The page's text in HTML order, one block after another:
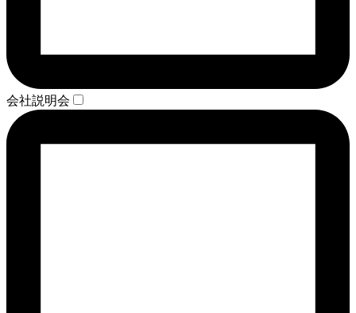
会社説明会